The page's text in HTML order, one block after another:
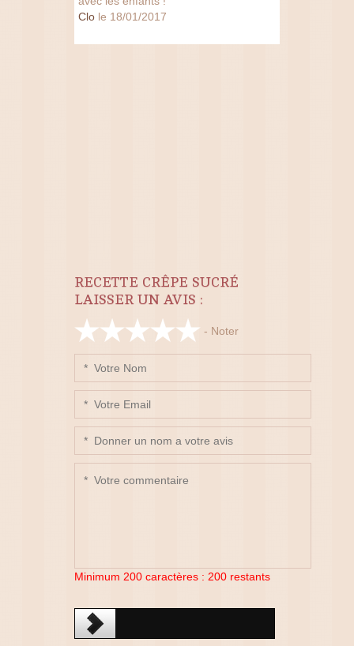
Clo le 18/01/2017
RECETTE CRÊPE SUCRÉ
LAISSER UN AVIS :
- Noter
Minimum 200 caractères : 200 restants